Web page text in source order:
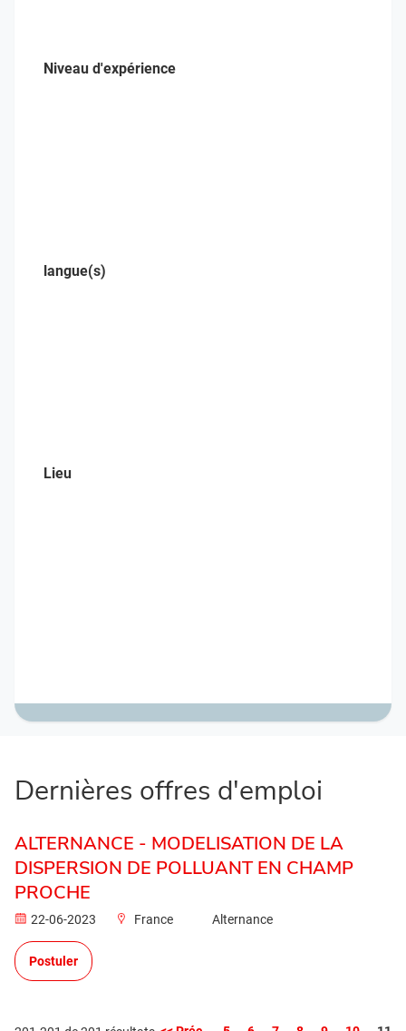
Niveau d'expérience
langue(s)
Lieu
Dernières offres d'emploi
ALTERNANCE - MODELISATION DE LA
DISPERSION DE POLLUANT EN CHAMP
PROCHE
22-06-2023 France Alternance
Postuler